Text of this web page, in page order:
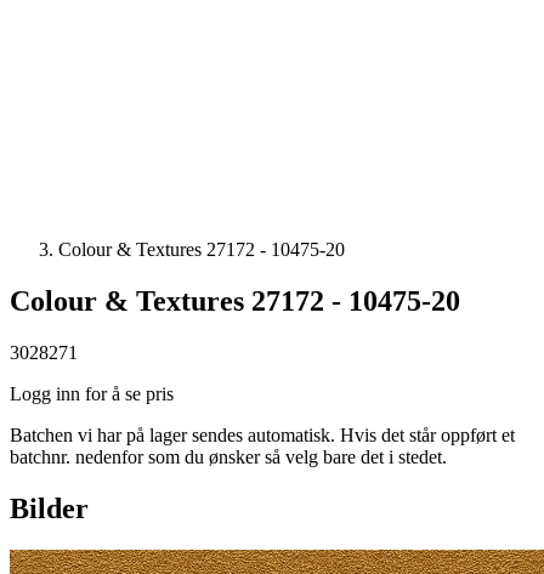
Colour & Textures 27172 - 10475-20
Colour & Textures 27172 - 10475-20
3028271
Logg inn for å se pris
Batchen vi har på lager sendes automatisk. Hvis det står oppført et
batchnr. nedenfor som du ønsker så velg bare det i stedet.
Bilder